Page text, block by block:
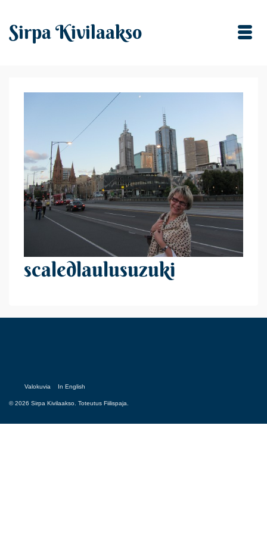
Sirpa Kivilaakso
scaledlaulusuzuki
Valokuvia In English
© 2026 Sirpa Kivilaakso. Toteutus Fiilispaja.